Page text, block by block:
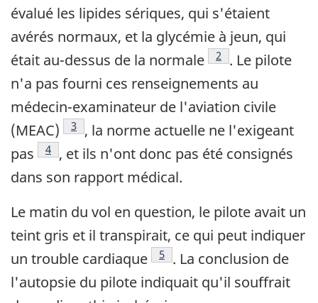
évalué les lipides sériques, qui s'étaient
avérés normaux, et la glycémie à jeun, qui
était au-dessus de la normale
Footnote
2 . Le pilote
n'a pas fourni ces renseignements au
médecin-examinateur de l'aviation civile
(MEAC)
Footnote
3 , la norme actuelle ne l'exigeant
pas
Footnote
4 , et ils n'ont donc pas été consignés
dans son rapport médical.
Le matin du vol en question, le pilote avait un
teint gris et il transpirait, ce qui peut indiquer
un trouble cardiaque
Footnote
5 . La conclusion de
l'autopsie du pilote indiquait qu'il souffrait